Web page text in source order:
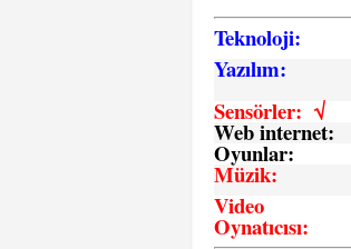
Teknoloji:
Yazılım:
Sensörler: √
Web internet:
Oyunlar:
Müzik:
Video
Oynatıcısı: